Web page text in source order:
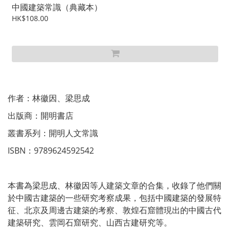
中國建築常識（典藏本）
HK$108.00
作者：林徽因、梁思成
出版商：開明書店
叢書系列：開明人文常識
ISBN：9789624592542
本書為梁思成、林徽因等人建築文章的合集，收錄了他們關
於中國古建築的一些研究考察成果，包括中國建築的發展特
征、北京及周邊古建築的考察、敦煌石窟體現出的中國古代
建築研究、雲岡石窟研究、山西古建研究等。